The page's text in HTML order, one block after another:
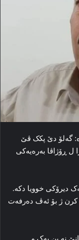
گه‌لۆ دێ پکک ڤێ
ل ڕۆژاڤا به‌ره‌یه‌کی
دیرۆکی خوویا دکه‌.
کرن ژ بۆ ئه‌ڤ ده‌رفه‌ت